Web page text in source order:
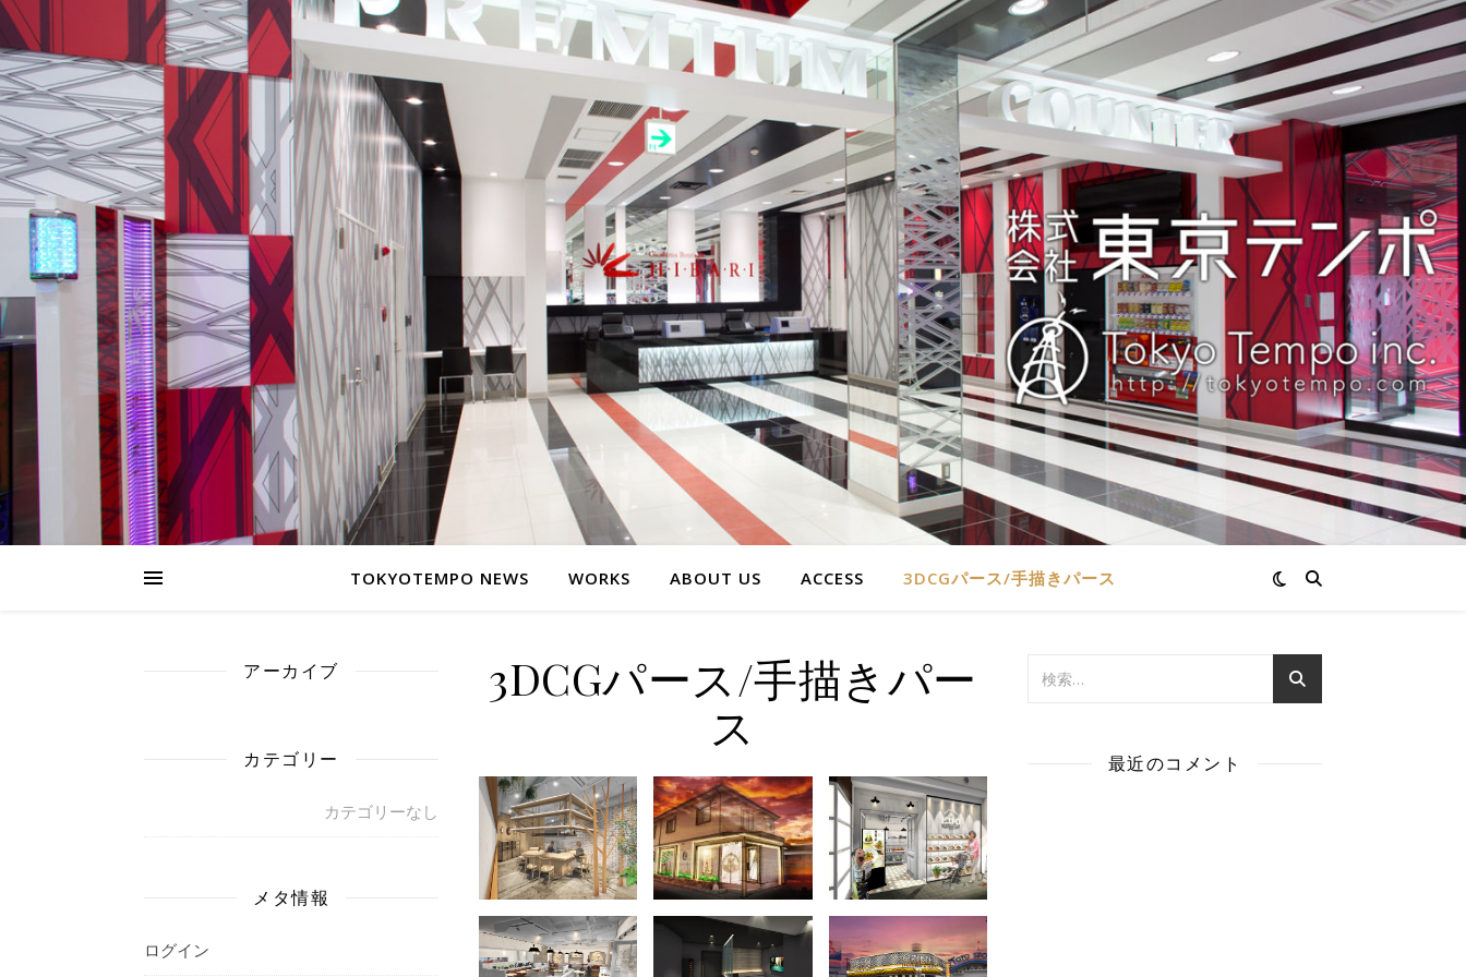
TOKYOTEMPO NEWS WORKS ABOUT US ACCESS 3DCGパース/手描きパース
アーカイブ
カテゴリー
カテゴリーなし
メタ情報
ログイン
3DCGパース/手描きパー
ス
最近のコメント